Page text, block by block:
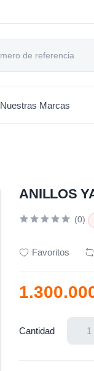
Nuestras Marcas
ANILLOS
(0)
Favoritos
Cantidad